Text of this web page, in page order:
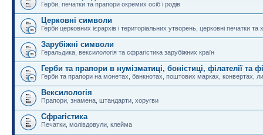
Герби, печатки та прапори окремих осіб і родів
Церковні символи
Герби церковних ієрархів і територіальних утворень, церковні печатки та
Зарубіжні символи
Геральдика, вексилологія та сфрагістика зарубіжних країн
Герби та прапори в нумізматиці, боністиці, філателії та
Герби та прапори на монетах, банкнотах, поштових марках, конвертах,
Вексилологія
Прапори, знамена, штандарти, хоругви
Сфрагістика
Печатки, молівдовули, клейма